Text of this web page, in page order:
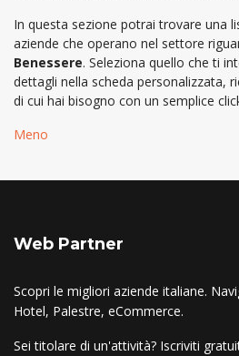
In questa sezione potrai trovare una
aziende che operano nel settore
Benessere. Seleziona quello che ti
dettagli nella scheda personalizzata,
di cui hai bisogno con un semplice
Meno
Web Partner
Scopri le migliori aziende italiane.
Hotel, Palestre, eCommerce.
Sei titolare di un'attività? Iscriviti